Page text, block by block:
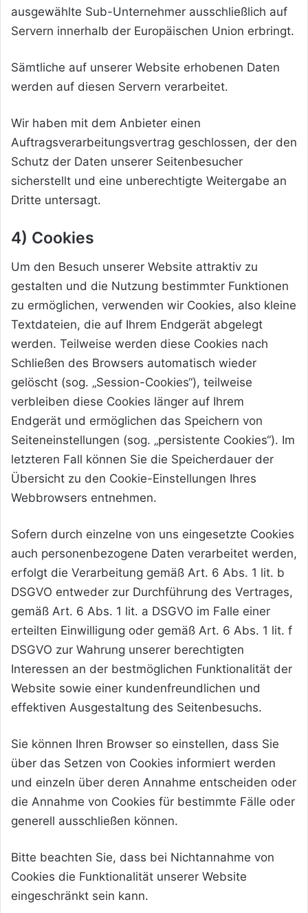
ausgewählte Sub-Unternehmer ausschließlich auf
Servern innerhalb der Europäischen Union erbringt.
Sämtliche auf unserer Website erhobenen Daten
werden auf diesen Servern verarbeitet.
Wir haben mit dem Anbieter einen
Auftragsverarbeitungsvertrag geschlossen, der den
Schutz der Daten unserer Seitenbesucher
sicherstellt und eine unberechtigte Weitergabe an
Dritte untersagt.
4) Cookies
Um den Besuch unserer Website attraktiv zu
gestalten und die Nutzung bestimmter Funktionen
zu ermöglichen, verwenden wir Cookies, also kleine
Textdateien, die auf Ihrem Endgerät abgelegt
werden. Teilweise werden diese Cookies nach
Schließen des Browsers automatisch wieder
gelöscht (sog. „Session-Cookies“), teilweise
verbleiben diese Cookies länger auf Ihrem
Endgerät und ermöglichen das Speichern von
Seiteneinstellungen (sog. „persistente Cookies“). Im
letzteren Fall können Sie die Speicherdauer der
Übersicht zu den Cookie-Einstellungen Ihres
Webbrowsers entnehmen.
Sofern durch einzelne von uns eingesetzte Cookies
auch personenbezogene Daten verarbeitet werden,
erfolgt die Verarbeitung gemäß Art. 6 Abs. 1 lit. b
DSGVO entweder zur Durchführung des Vertrages,
gemäß Art. 6 Abs. 1 lit. a DSGVO im Falle einer
erteilten Einwilligung oder gemäß Art. 6 Abs. 1 lit. f
DSGVO zur Wahrung unserer berechtigten
Interessen an der bestmöglichen Funktionalität der
Website sowie einer kundenfreundlichen und
effektiven Ausgestaltung des Seitenbesuchs.
Sie können Ihren Browser so einstellen, dass Sie
über das Setzen von Cookies informiert werden
und einzeln über deren Annahme entscheiden oder
die Annahme von Cookies für bestimmte Fälle oder
generell ausschließen können.
Bitte beachten Sie, dass bei Nichtannahme von
Cookies die Funktionalität unserer Website
eingeschränkt sein kann.